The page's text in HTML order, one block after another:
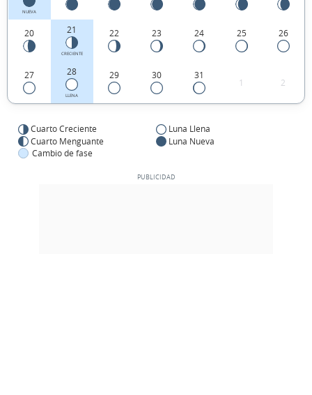
NUEVA
20 21
CRECIENTE
22 23 24 25 26
27 28
LLENA
29 30 31
1 2
Cuarto Creciente
Luna Llena
Cuarto Menguante
Luna Nueva
Cambio de fase